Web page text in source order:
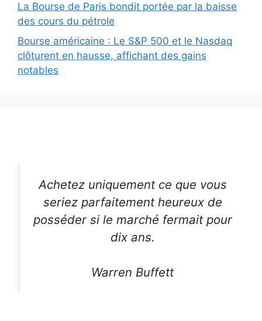
La Bourse de Paris bondit portée par la baisse
des cours du pétrole
Bourse américaine : Le S&P 500 et le Nasdaq
clôturent en hausse, affichant des gains
notables
Achetez uniquement ce que vous
seriez parfaitement heureux de
posséder si le marché fermait pour
dix ans.
Warren Buffett